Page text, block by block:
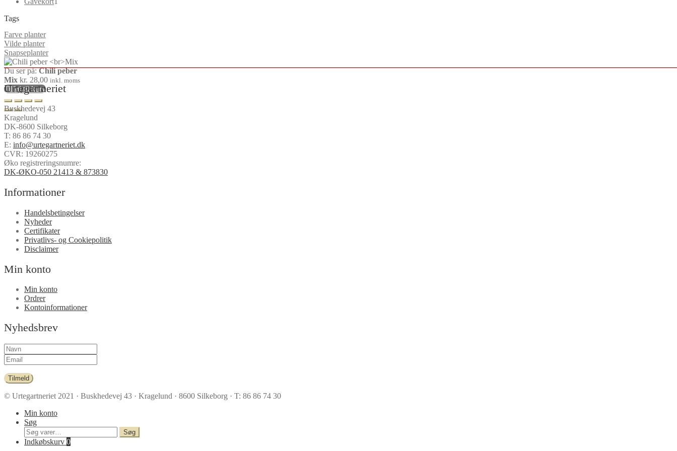
Tags
Farve planter
Vilde planter
Snapseplanter
Urtegartneriet
Buskhedevej 43
Kragelund
DK-8600 Silkeborg
T: 86 86 74 30
E: info@urtegartneriet.dk
CVR: 19260275
Øko registreringsnumre:
DK-ØKO-050 21413 & 873830
Informationer
Handelsbetingelser
Nyheder
Certifikater
Privatlivs- og Cookiepolitik
Disclaimer
Min konto
Min konto
Ordrer
Kontoinformationer
Nyhedsbrev
Tilmeld
© Urtegartneriet 2021 · Buskhedevej 43 · Kragelund · 8600 Silkeborg · T: 86 86 74 30
Min konto
Søg
Søg
efter:
Søg
Indkøbskurv 0
Du ser på:Chili peber
Mix kr. 28,00 inkl. moms
Tilføj til kurv